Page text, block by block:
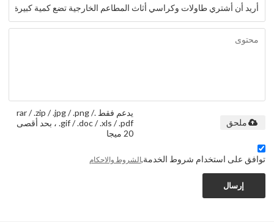
يدعم فقط .rar / .zip / .jpg / .png /
.gif / .doc / .xls / .pdf ، بحد أقصى
20 ميجا
ملحق
توافق على استخدام شروط الخدمة,الشروط والاحكام
إرسال